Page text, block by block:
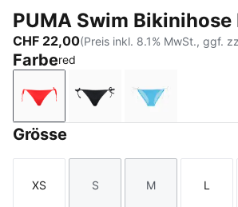
PUMA Swim Bikinihose
CHF 22,00(Preis inkl. 8.1% MwSt., ggf.
Farbered
red black bright blue
Grösse
Größe
XS
Größe
S
Größe
M
Größe
L